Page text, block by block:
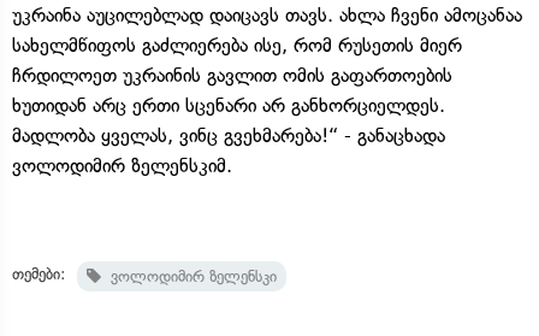
უკრაინა აუცილებლად დაიცავს თავს. ახლა ჩვენი ამოცანაა
სახელმწიფოს გაძლიერება ისე, რომ რუსეთის მიერ
ჩრდილოეთ უკრაინის გავლით ომის გაფართოების
ხუთიდან არც ერთი სცენარი არ განხორციელდეს.
მადლობა ყველას, ვინც გვეხმარება!“ - განაცხადა
ვოლოდიმირ ზელენსკიმ.
თემები: ვოლოდიმირ ზელენსკი